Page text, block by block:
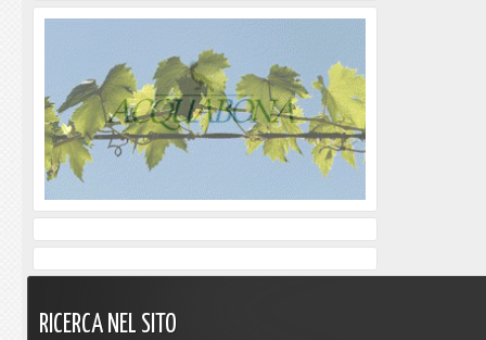
RICERCA NEL SITO